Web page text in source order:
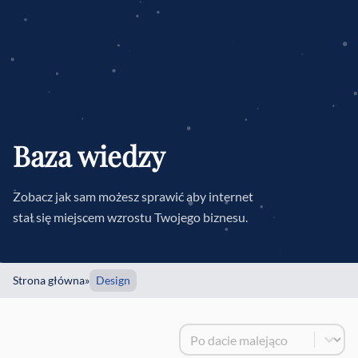
Baza wiedzy
Zobacz jak sam możesz sprawić aby internet
stał się miejscem wzrostu Twojego biznesu.
Strona główna» Design
Sortowanie
Sort content